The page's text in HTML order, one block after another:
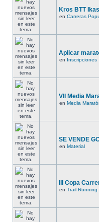
Kros BTT
en Carreras
Aplicar
en Inscripciones
VII Media
en Media
SE VENDE
en Material
III Copa
en Trail Running